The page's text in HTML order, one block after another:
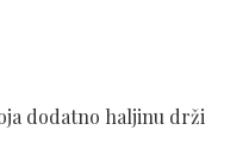
dodatno haljinu drži